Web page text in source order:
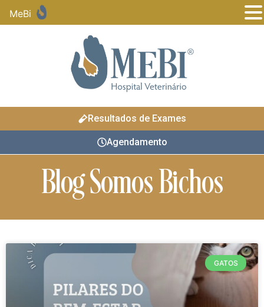
Resultados de Exames
Agendamento
Blog Somos Bichos
GATOS
MeBi